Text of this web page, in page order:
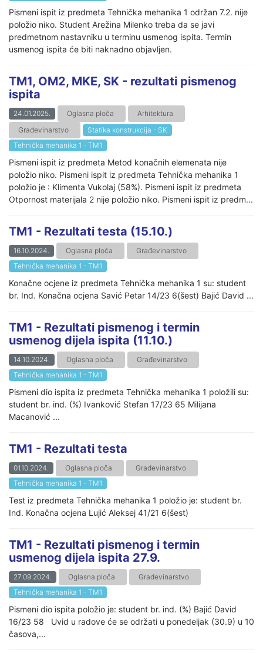
Pismeni ispit iz predmeta Tehnička mehanika 1 održan 7.2. nije
položio niko. Student Arežina Milenko treba da se javi
predmetnom nastavniku u terminu usmenog ispita. Termin
usmenog ispita će biti naknadno objavljen.
TM1, OM2, MKE, SK - rezultati pismenog
ispita
24.01.2025. Oglasna ploča
Arhitektura
Građevinarstvo
Statika konstrukcija - SK
Tehnička mehanika 1 - TM1
Pismeni ispit iz predmeta Metod konačnih elemenata nije
položio niko. Pismeni ispit iz predmeta Tehnička mehanika 1
položio je : Klimenta Vukolaj (58%). Pismeni ispit iz predmeta
Otpornost materijala 2 nije položio niko. Pismeni ispit iz predm...
TM1 - Rezultati testa (15.10.)
16.10.2024. Oglasna ploča
Građevinarstvo
Tehnička mehanika 1 - TM1
Konačne ocjene iz predmeta Tehnička mehanika 1 su: student
br. Ind. Konačna ocjena Savić Petar 14/23 6(šest) Bajić David ...
TM1 - Rezultati pismenog i termin
usmenog dijela ispita (11.10.)
14.10.2024. Oglasna ploča
Građevinarstvo
Tehnička mehanika 1 - TM1
Pismeni dio ispita iz predmeta Tehnička mehanika 1 položili su:
student br. ind. (%) Ivanković Stefan 17/23 65 Milijana
Macanović ...
TM1 - Rezultati testa
01.10.2024. Oglasna ploča
Građevinarstvo
Tehnička mehanika 1 - TM1
Test iz predmeta Tehnička mehanika 1 položio je: student br.
Ind. Konačna ocjena Lujić Aleksej 41/21 6(šest)
TM1 - Rezultati pismenog i termin
usmenog dijela ispita 27.9.
27.09.2024. Oglasna ploča
Građevinarstvo
Tehnička mehanika 1 - TM1
Pismeni dio ispita položio je: student br. ind. (%) Bajić David
16/23 58 Uvid u radove će se održati u ponedeljak (30.9) u 10
časova,...